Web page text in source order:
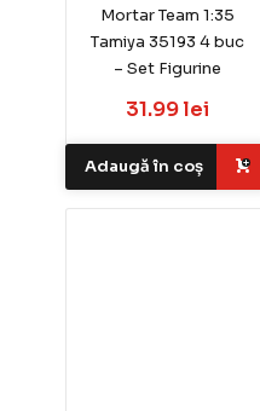
Mortar Team 1:35
Tamiya 35193 4 buc
– Set Figurine
31.99 lei
Adaugă în coș